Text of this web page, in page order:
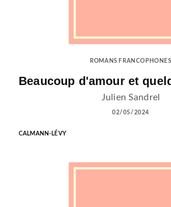
ROMANS FRANCOPHONES
Beaucoup d'amour et
Julien Sandrel
02/05/2024
CALMANN-LÉVY